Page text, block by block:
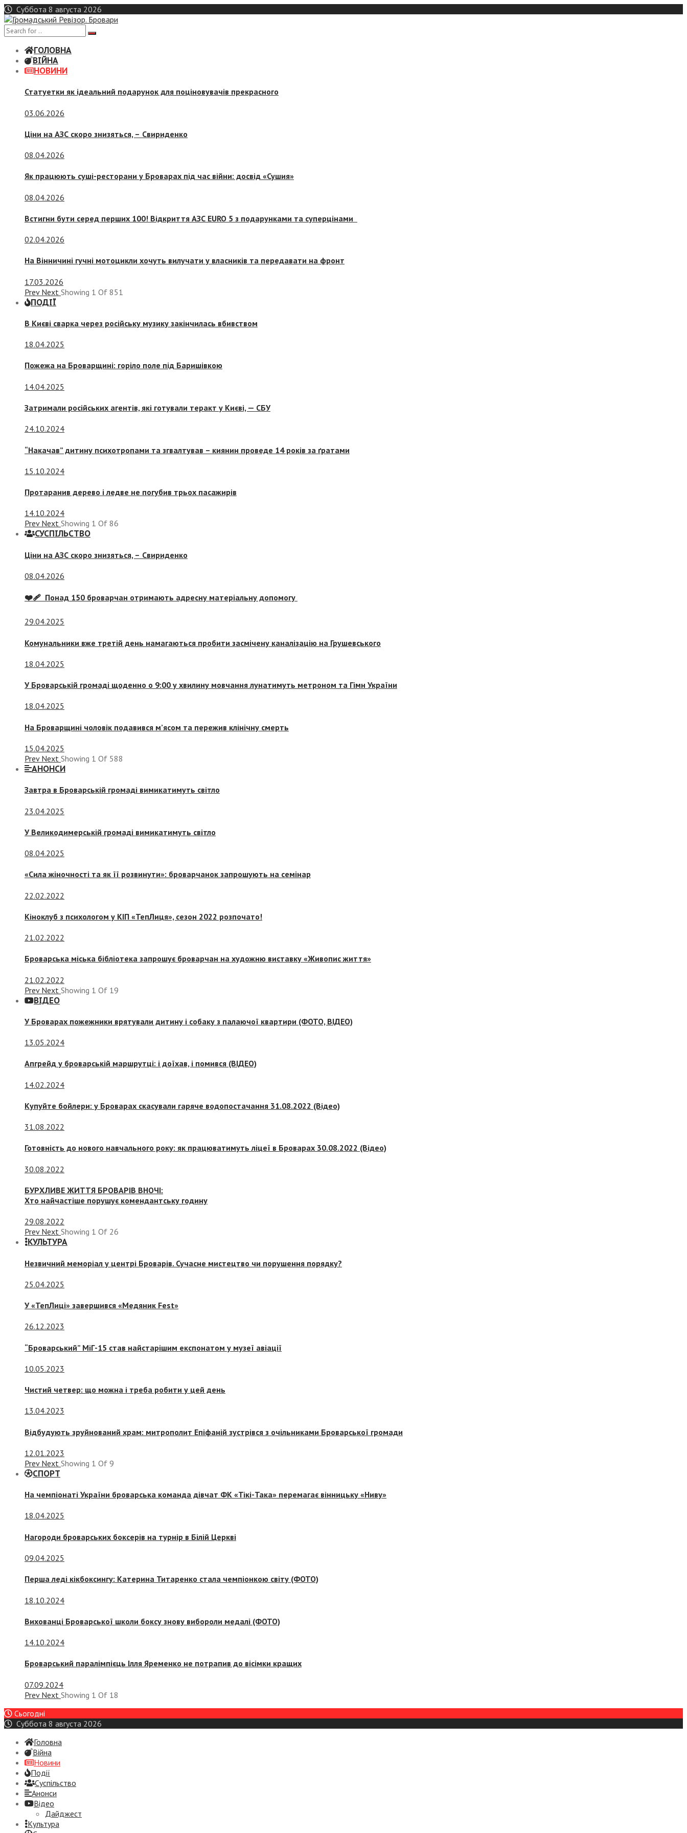
Skip
to
content
Суббота 8 августа 2026
ГОЛОВНА
ВІЙНА
НОВИНИ
Статуетки як ідеальний подарунок для поціновувачів прекрасного
03.06.2026
Ціни на АЗС скоро знизяться, – Свириденко
08.04.2026
Як працюють суші-ресторани у Броварах під час війни: досвід «Сушия»
08.04.2026
Встигни бути серед перших 100! Відкриття АЗС EURO 5 з подарунками та суперцінами
02.04.2026
На Вінничині гучні мотоцикли хочуть вилучати у власників та передавати на фронт
17.03.2026
Prev Next Showing 1 Of 851
ПОДІЇ
В Києві сварка через російську музику закінчилась вбивством
18.04.2025
Пожежа на Броварщині: горіло поле під Баришівкою
14.04.2025
Затримали російських агентів, які готували теракт у Києві, — СБУ
24.10.2024
“Накачав” дитину психотропами та згвалтував – киянин проведе 14 років за ґратами
15.10.2024
Протаранив дерево і ледве не погубив трьох пасажирів
14.10.2024
Prev Next Showing 1 Of 86
СУСПIЛЬСТВО
Ціни на АЗС скоро знизяться, – Свириденко
08.04.2026
❤️‍🩹 Понад 150 броварчан отримають адресну матеріальну допомогу
29.04.2025
Комунальники вже третій день намагаються пробити засмічену каналізацію на Грушевського
18.04.2025
У Броварській громаді щоденно о 9:00 у хвилину мовчання лунатимуть метроном та Гімн України
18.04.2025
На Броварщині чоловік подавився м’ясом та пережив клінічну смерть
15.04.2025
Prev Next Showing 1 Of 588
АНОНСИ
Завтра в Броварській громаді вимикатимуть світло
23.04.2025
У Великодимерській громаді вимикатимуть світло
08.04.2025
«Сила жіночності та як її розвинути»: броварчанок запрошують на семінар
22.02.2022
Кіноклуб з психологом у КІП «ТепЛиця», сезон 2022 розпочато!
21.02.2022
Броварська міська бібліотека запрошує броварчан на художню виставку «Живопис життя»
21.02.2022
Prev Next Showing 1 Of 19
ВІДЕО
У Броварах пожежники врятували дитину і собаку з палаючої квартири (ФОТО, ВІДЕО)
13.05.2024
Апгрейд у броварській маршрутці: і доїхав, і помився (ВІДЕО)
14.02.2024
Купуйте бойлери: у Броварах скасували гаряче водопостачання 31.08.2022 (Відео)
31.08.2022
Готовність до нового навчального року: як працюватимуть ліцеї в Броварах 30.08.2022 (Відео)
30.08.2022
БУРХЛИВЕ ЖИТТЯ БРОВАРІВ ВНОЧІ:
Хто найчастіше порушує комендантську годину
29.08.2022
Prev Next Showing 1 Of 26
КУЛЬТУРА
Незвичний меморіал у центрі Броварів. Сучасне мистецтво чи порушення порядку?
25.04.2025
У «ТепЛиці» завершився «Медяник Fest»
26.12.2023
“Броварський” МіГ-15 став найстарішим експонатом у музеї авіації
10.05.2023
Чистий четвер: що можна і треба робити у цей день
13.04.2023
Відбудують зруйнований храм: митрополит Епіфаній зустрівся з очільниками Броварської громади
12.01.2023
Prev Next Showing 1 Of 9
СПОРТ
На чемпіонаті України броварська команда дівчат ФК «Тікі-Така» перемагає вінницьку «Ниву»
18.04.2025
Нагороди броварських боксерів на турнір в Білій Церкві
09.04.2025
Перша леді кікбоксингу: Катерина Титаренко стала чемпіонкою світу (ФОТО)
18.10.2024
Вихованці Броварської школи боксу знову вибороли медалі (ФОТО)
14.10.2024
Броварський паралімпієць Ілля Яременко не потрапив до вісімки кращих
07.09.2024
Prev Next Showing 1 Of 18
Сьогодні
Суббота 8 августа 2026
Головна
Війна
Новини
Події
Суспiльство
Анонси
Відео
Дайджест
Культура